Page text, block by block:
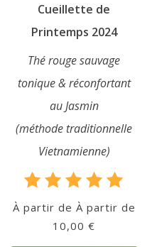
Cueillette de
Printemps 2024
Thé rouge sauvage
tonique & réconfortant
au Jasmin
(méthode traditionnelle
Vietnamienne)
Rated
5.00
out of 5
À partir de
10,00€